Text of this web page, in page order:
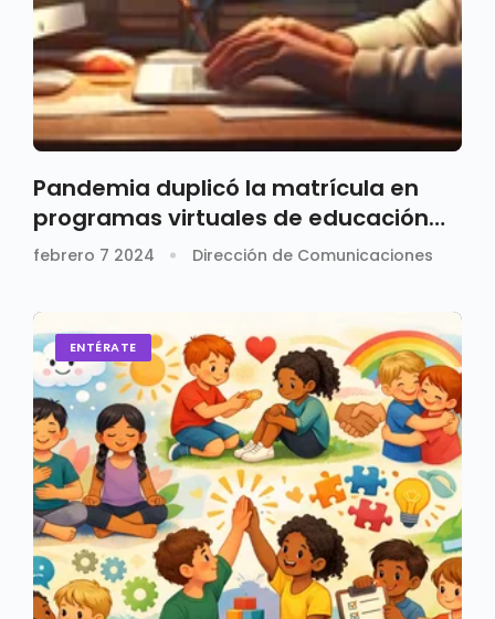
Pandemia duplicó la matrícula en
programas virtuales de educación
superior
febrero 7 2024 Dirección de Comunicaciones
ENTÉRATE